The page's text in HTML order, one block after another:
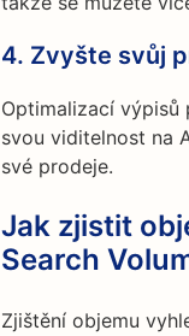
4. Zvyšte svůj
Optimalizací
svou viditelnost na
své prodeje.
Jak zjistit
Search
Zjištění objemu